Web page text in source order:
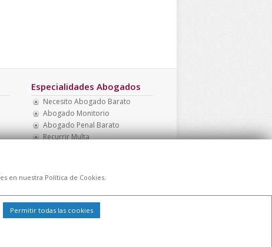
Especialidades Abogados
Necesito Abogado Barato
Abogado Monitorio
Abogado Penal Barato
Recurrir Multa
en nuestra Política de Cookies.
Permitir todas las cookies